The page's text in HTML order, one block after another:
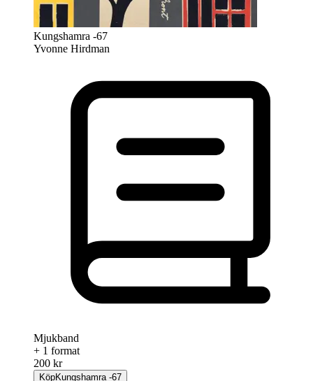
Kungshamra -67
Yvonne Hirdman
Mjukband
+ 1 format
200 kr
KöpKungshamra -67